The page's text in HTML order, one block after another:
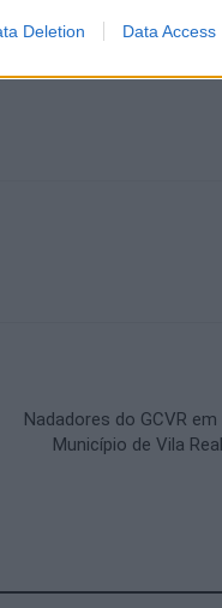
Deletion Data Access
Silva, Quinzinho, Diogo
Almeida.
Nadadores do GCVR
Município de Vila